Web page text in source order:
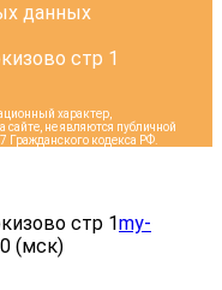
данных
стр 1
характер,
не являются публичной
Гражданского кодекса РФ.
стр 1my-
(мск)